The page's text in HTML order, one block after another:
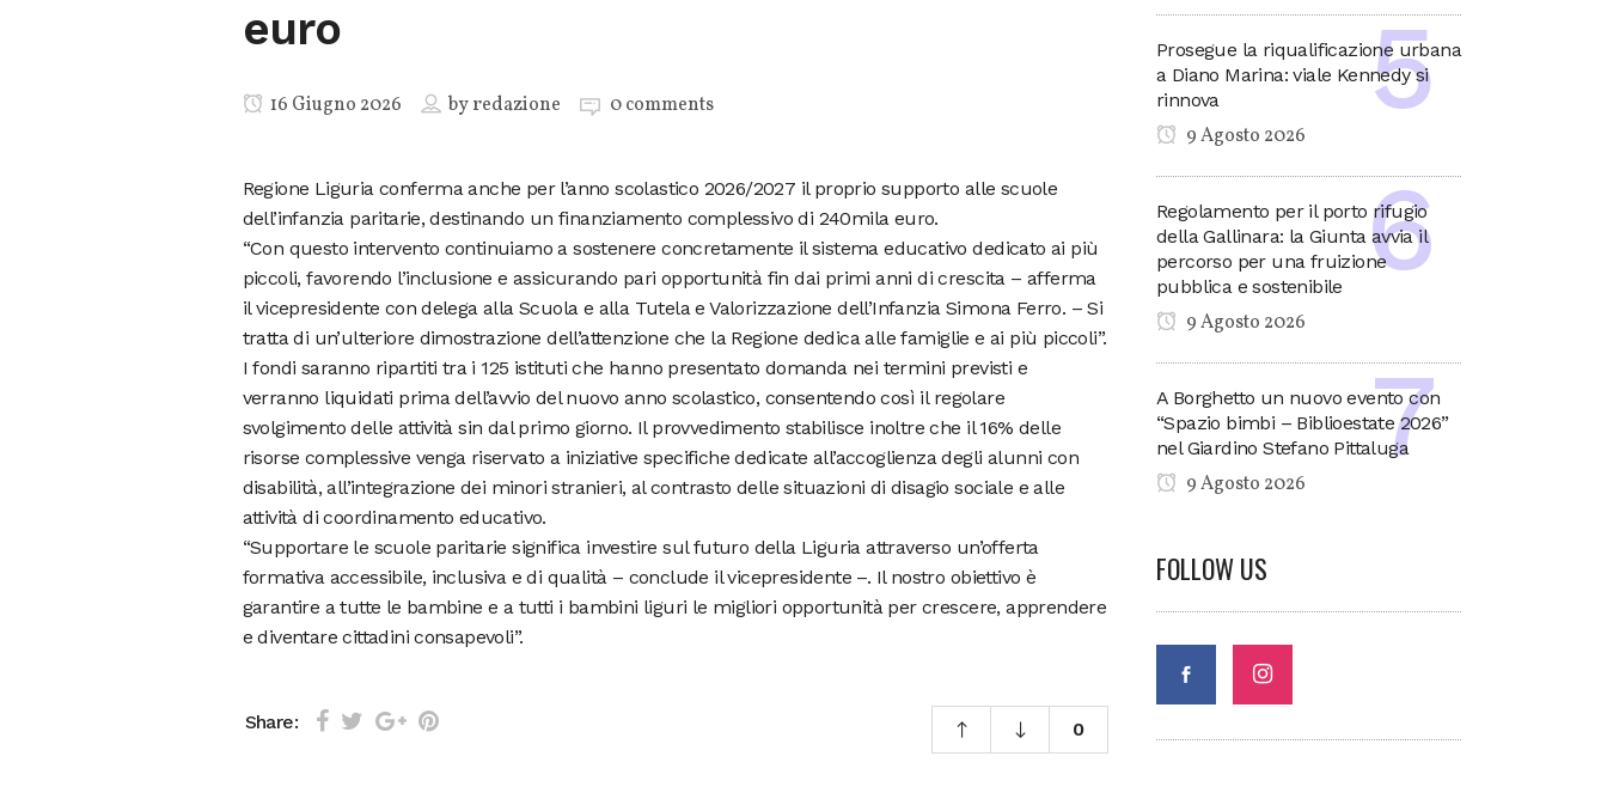
euro
16 Giugno 2026 byredazione 0 comments
Regione Liguria conferma anche per l’anno scolastico 2026/2027 il proprio supporto alle scuole
dell’infanzia paritarie, destinando un finanziamento complessivo di 240mila euro.
“Con questo intervento continuiamo a sostenere concretamente il sistema educativo dedicato ai più
piccoli, favorendo l’inclusione e assicurando pari opportunità fin dai primi anni di crescita – afferma
il vicepresidente con delega alla Scuola e alla Tutela e Valorizzazione dell’Infanzia Simona Ferro. – Si
tratta di un’ulteriore dimostrazione dell’attenzione che la Regione dedica alle famiglie e ai più piccoli”.
I fondi saranno ripartiti tra i 125 istituti che hanno presentato domanda nei termini previsti e
verranno liquidati prima dell’avvio del nuovo anno scolastico, consentendo così il regolare
svolgimento delle attività sin dal primo giorno. Il provvedimento stabilisce inoltre che il 16% delle
risorse complessive venga riservato a iniziative specifiche dedicate all’accoglienza degli alunni con
disabilità, all’integrazione dei minori stranieri, al contrasto delle situazioni di disagio sociale e alle
attività di coordinamento educativo.
“Supportare le scuole paritarie significa investire sul futuro della Liguria attraverso un’offerta
formativa accessibile, inclusiva e di qualità – conclude il vicepresidente –. Il nostro obiettivo è
garantire a tutte le bambine e a tutti i bambini liguri le migliori opportunità per crescere, apprendere
e diventare cittadini consapevoli”.
Share: 0
Prosegue la riqualificazione urbana
a Diano Marina: viale Kennedy si
rinnova
9 Agosto 2026
Regolamento per il porto rifugio
della Gallinara: la Giunta avvia il
percorso per una fruizione
pubblica e sostenibile
9 Agosto 2026
A Borghetto un nuovo evento con
“Spazio bimbi – Biblioestate 2026”
nel Giardino Stefano Pittaluga
9 Agosto 2026
FOLLOW US